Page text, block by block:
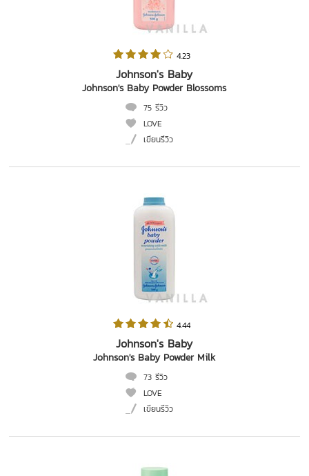
4.23
Johnson's Baby
Johnson's Baby Powder Blossoms
75 รีวิว
LOVE
เขียนรีวิว
4.44
Johnson's Baby
Johnson's Baby Powder Milk
73 รีวิว
LOVE
เขียนรีวิว